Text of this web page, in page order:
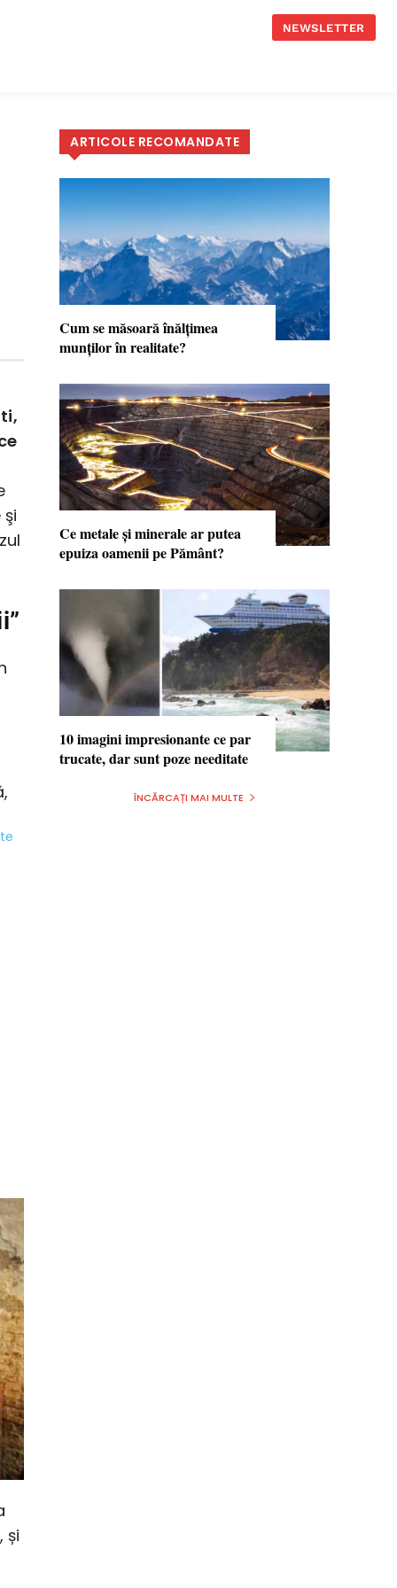
NEWSLETTER
și
ARTICOLE RECOMANDATE
Cum se măsoară înălţimea
munţilor în realitate?
Ce metale şi minerale ar putea
epuiza oamenii pe Pământ?
10 imagini impresionante ce par
trucate, dar sunt poze needitate
ÎNCĂRCAȚI MAI MULTE